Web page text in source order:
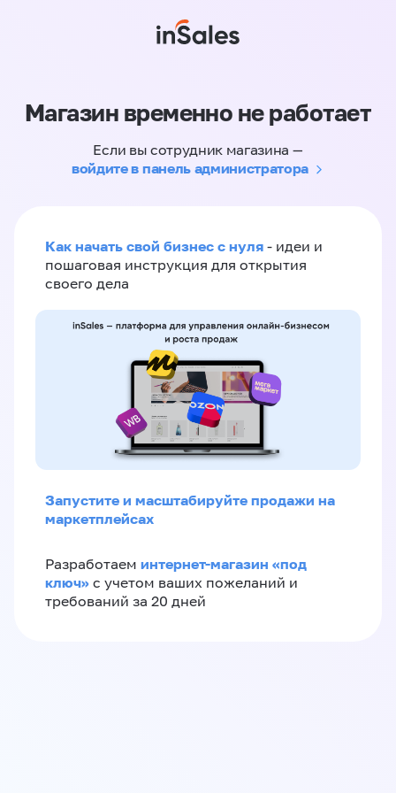
Магазин временно не работает
Если вы сотрудник магазина —
войдите в панель администратора
Как начать свой бизнес с нуля - идеи и
пошаговая инструкция для открытия
своего дела
Запустите и масштабируйте продажи на
маркетплейсах
Разработаем интернет-магазин «‎под
ключ»‎ с учетом ваших пожеланий и
требований за 20 дней